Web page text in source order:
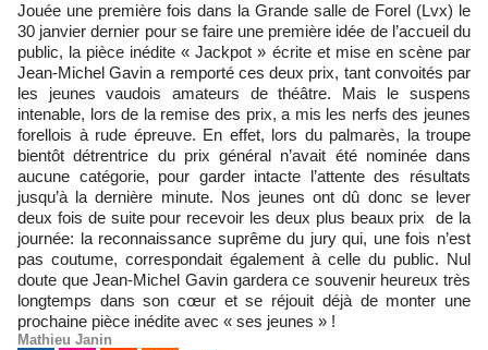
Jouée une première fois dans la Grande salle de Forel (Lvx) le
30 janvier dernier pour se faire une première idée de l’accueil du
public, la pièce inédite « Jackpot » écrite et mise en scène par
Jean-Michel Gavin a remporté ces deux prix, tant convoités par
les jeunes vaudois amateurs de théâtre. Mais le suspens
intenable, lors de la remise des prix, a mis les nerfs des jeunes
forellois à rude épreuve. En effet, lors du palmarès, la troupe
bientôt détrentrice du prix général n’avait été nominée dans
aucune catégorie, pour garder intacte l’attente des résultats
jusqu’à la dernière minute. Nos jeunes ont dû donc se lever
deux fois de suite pour recevoir les deux plus beaux prix de la
journée: la reconnaissance suprême du jury qui, une fois n’est
pas coutume, correspondait également à celle du public. Nul
doute que Jean-Michel Gavin gardera ce souvenir heureux très
longtemps dans son cœur et se réjouit déjà de monter une
prochaine pièce inédite avec « ses jeunes » !
Mathieu Janin